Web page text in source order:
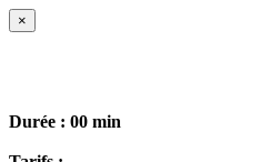
×
Durée : 00 min